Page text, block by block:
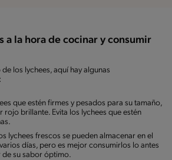
a la hora de cocinar y consumir
los lychees, aquí hay algunas
que estén firmes y pesados para su tamaño,
rojo brillante. Evita los lychees que estén
lychees frescos se pueden almacenar en el
días, pero es mejor consumirlos lo antes
su sabor óptimo.